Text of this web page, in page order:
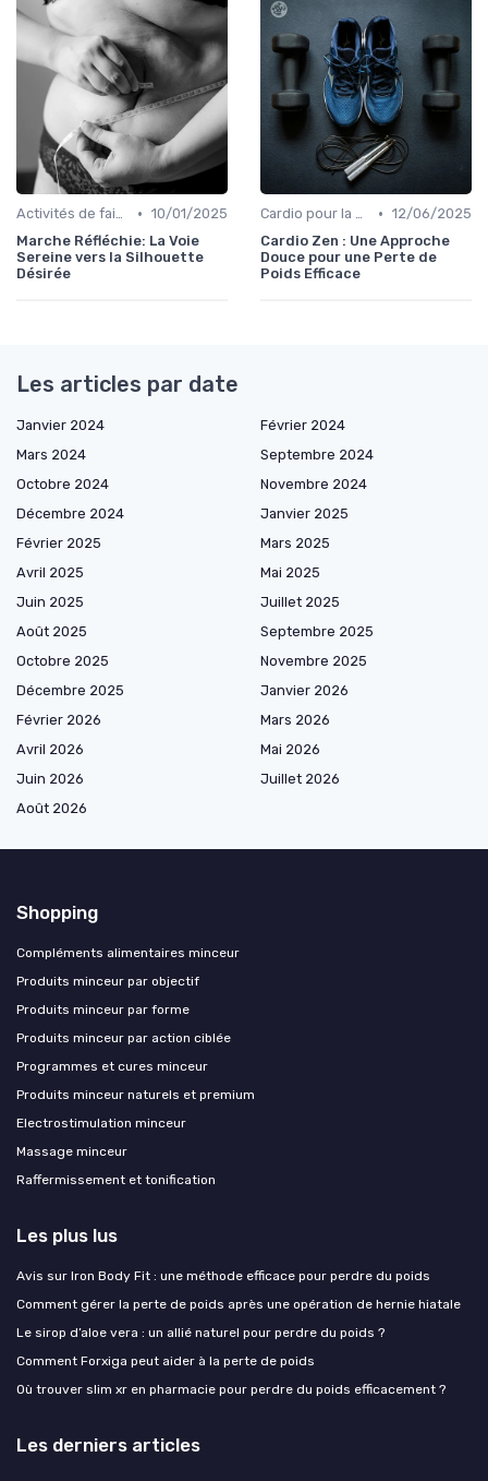
Activités de faible intensité • 10/01/2025
Marche Réfléchie: La Voie
Sereine vers la Silhouette
Désirée
Cardio pour la perte de poids • 12/06/2025
Cardio Zen : Une Approche
Douce pour une Perte de
Poids Efficace
Les articles par date
Janvier 2024
Février 2024
Mars 2024
Septembre 2024
Octobre 2024
Novembre 2024
Décembre 2024
Janvier 2025
Février 2025
Mars 2025
Avril 2025
Mai 2025
Juin 2025
Juillet 2025
Août 2025
Septembre 2025
Octobre 2025
Novembre 2025
Décembre 2025
Janvier 2026
Février 2026
Mars 2026
Avril 2026
Mai 2026
Juin 2026
Juillet 2026
Août 2026
Shopping
Compléments alimentaires minceur
Produits minceur par objectif
Produits minceur par forme
Produits minceur par action ciblée
Programmes et cures minceur
Produits minceur naturels et premium
Electrostimulation minceur
Massage minceur
Raffermissement et tonification
Les plus lus
Avis sur Iron Body Fit : une méthode efficace pour perdre du poids
Comment gérer la perte de poids après une opération de hernie hiatale
Le sirop d’aloe vera : un allié naturel pour perdre du poids ?
Comment Forxiga peut aider à la perte de poids
Où trouver slim xr en pharmacie pour perdre du poids efficacement ?
Les derniers articles